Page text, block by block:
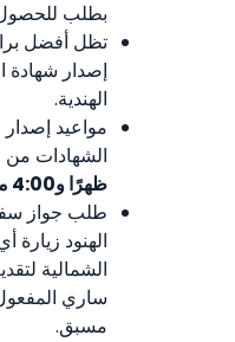
بطلب
تظل أفضل
إصدار شهادة
الهندية.
مواعيد
الشهادات من
ظهرًا و4:00 مساءً
طلب جواز
الهنود زيارة
الشمالية
ساري
مسبق.